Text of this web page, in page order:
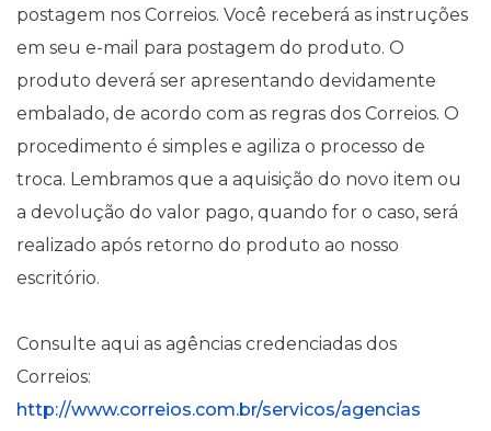
postagem nos Correios. Você receberá as instruções
em seu e-mail para postagem do produto. O
produto deverá ser apresentando devidamente
embalado, de acordo com as regras dos Correios. O
procedimento é simples e agiliza o processo de
troca. Lembramos que a aquisição do novo item ou
a devolução do valor pago, quando for o caso, será
realizado após retorno do produto ao nosso
escritório.
Consulte aqui as agências credenciadas dos
Correios:
http://www.correios.com.br/servicos/agencias